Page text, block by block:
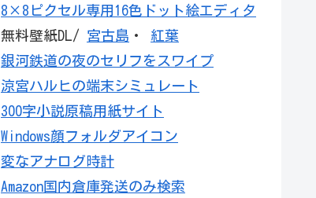
8×8ピクセル専用16色ドット絵エディタ
無料壁紙DL/ 宮古島 ・ 紅葉
銀河鉄道の夜のセリフをスワイプ
涼宮ハルヒの端末シミュレート
300字小説原稿用紙サイト
Windows顔フォルダアイコン
変なアナログ時計
Amazon国内倉庫発送のみ検索